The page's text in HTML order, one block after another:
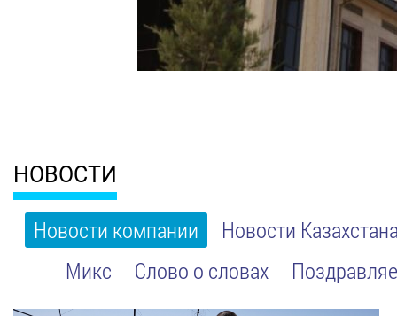
НОВОСТИ
Новости компании
Новости
Микс
Слово о словах